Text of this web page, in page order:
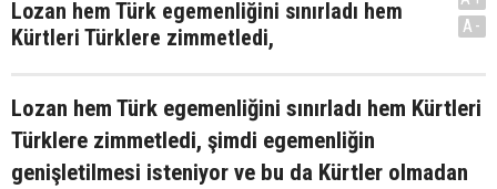
Lozan hem Türk egemenliğini sınırladı hem
Kürtleri Türklere zimmetledi,
A-
Lozan hem Türk egemenliğini sınırladı hem Kürtleri
Türklere zimmetledi, şimdi egemenliğin
genişletilmesi isteniyor ve bu da Kürtler olmadan